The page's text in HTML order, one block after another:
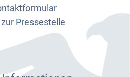
Pressestelle